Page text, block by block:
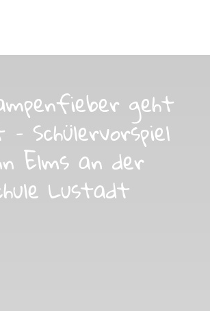
geht
Schülervorspiel
Elms an der
Lustadt